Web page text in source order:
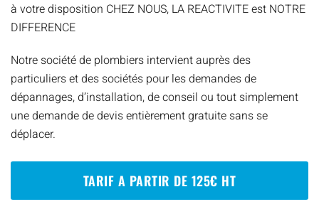
à votre disposition CHEZ NOUS, LA REACTIVITE est NOTRE
DIFFERENCE
Notre société de plombiers intervient auprès des
particuliers et des sociétés pour les demandes de
dépannages, d’installation, de conseil ou tout simplement
une demande de devis entièrement gratuite sans se
déplacer.
TARIF A PARTIR DE 125€ HT